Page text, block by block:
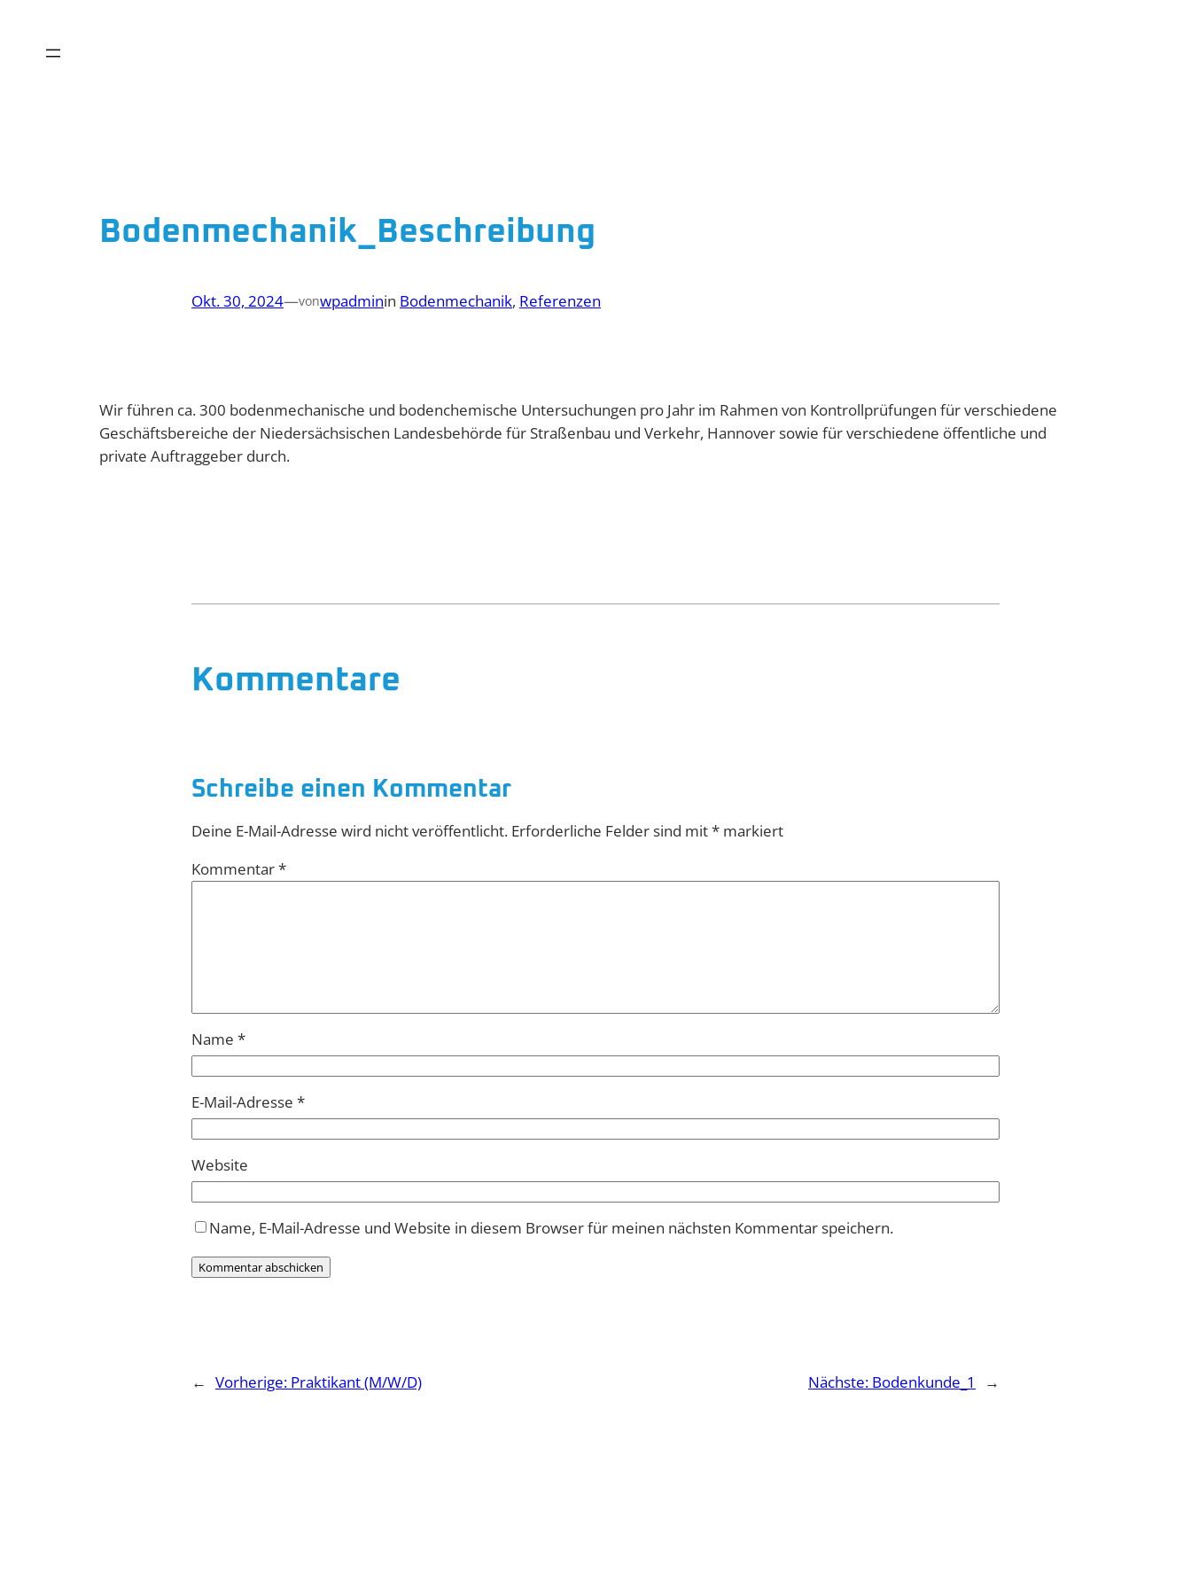
springen
Bodenmechanik_Beschreibung
Okt. 30, 2024—vonwpadminin Bodenmechanik, Referenzen
Wir führen ca. 300 bodenmechanische und bodenchemische Untersuchungen pro Jahr im Rahmen von Kontrollprüfungen für verschiedene
Geschäftsbereiche der Niedersächsischen Landesbehörde für Straßenbau und Verkehr, Hannover sowie für verschiedene öffentliche und
private Auftraggeber durch.
Kommentare
Schreibe einen Kommentar
Deine E-Mail-Adresse wird nicht veröffentlicht. Erforderliche Felder sind mit* markiert
Kommentar*
Name *
E-Mail-Adresse *
Website
Name, E-Mail-Adresse und Website in diesem Browser für meinen nächsten Kommentar speichern.
← Vorherige: Praktikant (M/W/D) Nächste: Bodenkunde_1 →